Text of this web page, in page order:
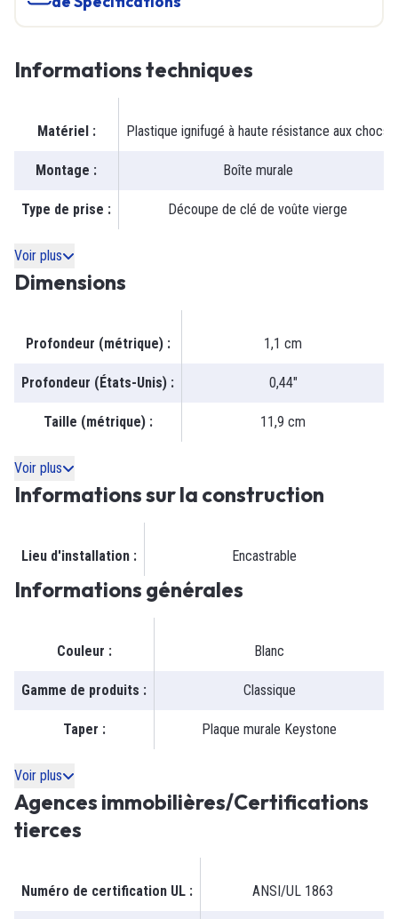
Informations techniques
Matériel : Plastique ignifugé à haute résistance aux chocs
Montage : Boîte murale
Type de prise : Découpe de clé de voûte vierge
Voir plus
Dimensions
Profondeur (métrique): 1,1 cm
Profondeur (États-Unis) : 0,44"
Taille (métrique): 11,9 cm
Voir plus
Informations sur la construction
Lieu d'installation : Encastrable
Informations générales
Couleur : Blanc
Gamme de produits : Classique
Taper : Plaque murale Keystone
Voir plus
Agences immobilières/Certifications
tierces
Numéro de certification UL : ANSI/UL 1863